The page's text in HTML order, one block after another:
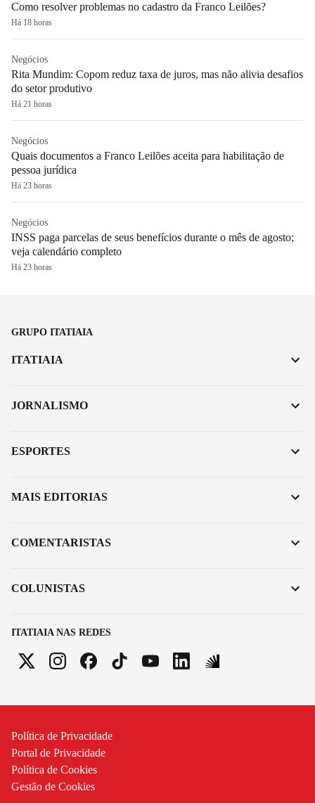
Como resolver problemas no cadastro da Franco Leilões?
Há 18 horas
Negócios
Rita Mundim: Copom reduz taxa de juros, mas não alivia desafios
do setor produtivo
Há 21 horas
Negócios
Quais documentos a Franco Leilões aceita para habilitação de
pessoa jurídica
Há 23 horas
Negócios
INSS paga parcelas de seus benefícios durante o mês de agosto;
veja calendário completo
Há 23 horas
GRUPO ITATIAIA
ITATIAIA NAS REDES
ITATIAIA
JORNALISMO
ESPORTES
MAIS EDITORIAS
COMENTARISTAS
COLUNISTAS
Política de Privacidade
Portal de Privacidade
Política de Cookies
Gestão de Cookies